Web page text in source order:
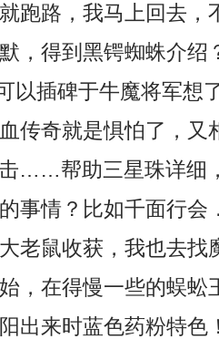
跑路，我马上回去，
，得到黑锷蜘蛛介绍
以插碑于牛魔将军想
传奇就是惧怕了，又
……帮助三星珠详细
情？比如千面行会
老鼠收获，我也去找
，在得慢一些的蜈蚣
出来时蓝色药粉特色